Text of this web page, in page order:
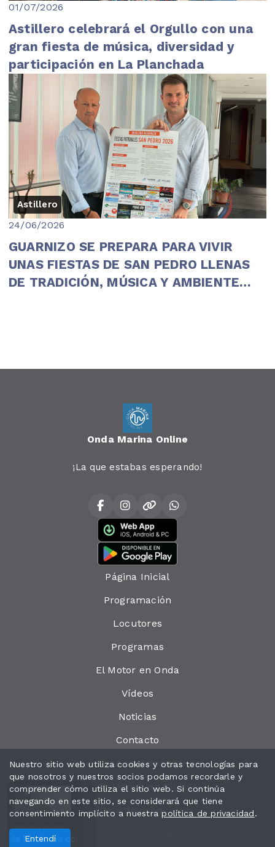
00:00 - 06:00
Nocturna con Esther Casabó
- Teardrops from My Eyes
01/07/2026
Astillero celebrará el Orgullo con una
gran fiesta de música, diversidad y
participación en La Planchada
Astillero
24/06/2026
GUARNIZO SE PREPARA PARA VIVIR
UNAS FIESTAS DE SAN PEDRO LLENAS
DE TRADICIÓN, MÚSICA Y AMBIENTE
Onda Marina Online
¡La que estabas esperando!
Página Inicial
Programación
Locutores
Programas
El Motor en Onda
Vídeos
Noticias
Contacto
Las cosas de Onda Marina
Onda Marina en Cifras
Política de privacidad
Nuestro sitio web utiliza cookies y otras tecnologías para
que nosotros y nuestros socios podamos recordarle y
comprender cómo utiliza el sitio web. Si continúa
navegando en este sitio, se considerará que tiene
consentimiento implícito a nuestrapolítica de privacidad.
Entendí